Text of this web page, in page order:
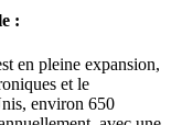
:
en pleine expansion,
et le
environ 650